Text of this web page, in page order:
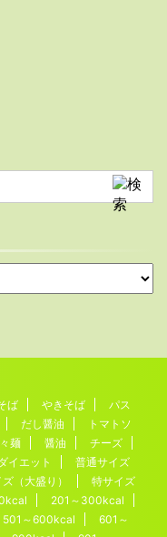
ば やきそば
パス
だし醤油
トマトソ
麺 醤油
チーズ
イエット
普通サイズ
（大盛り）
特サイズ
201～300kcal
501～600kcal
601～